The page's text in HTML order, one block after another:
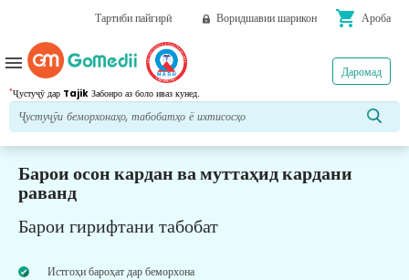
Тартиби пайгирӣ Воридшавии шарикон shopping_cart Ароба
*Ҷустуҷӯ дар Tajik Забонро аз боло иваз кунед.
Даромад
menu
Барои осон кардан ва муттаҳид кардани
раванд
Барои гирифтани табобат
Истгоҳи бароҳат дар беморхона